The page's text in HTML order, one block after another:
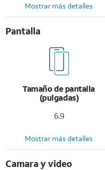
Mostrar más detalles
Pantalla
Tamaño de pantalla
(pulgadas)
6.9
Mostrar más detalles
Camara y video